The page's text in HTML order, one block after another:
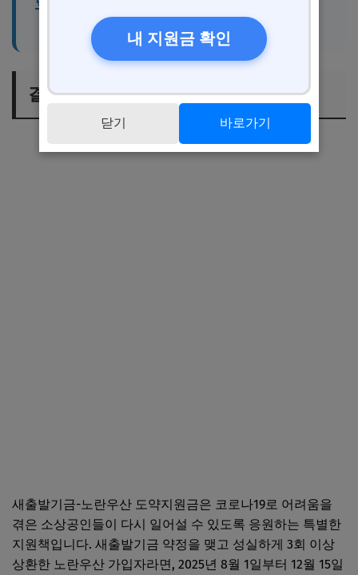
결론
새출발기금-노란우산 도약지원금은 코로나19로 어려움을
겪은 소상공인들이 다시 일어설 수 있도록 응원하는 특별한
지원책입니다. 새출발기금 약정을 맺고 성실하게 3회 이상
상환한 노란우산 가입자라면, 2025년 8월 1일부터 12월 15일
내 지원금 확인
닫기 바로가기